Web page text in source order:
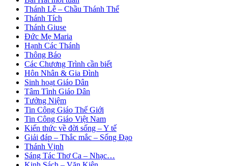
Thánh Lễ – Chầu Thánh Thể
Thánh Tích
Thánh Giuse
Đức Mẹ Maria
Hạnh Các Thánh
Thông Báo
Các Chương Trình cần biết
Hôn Nhân & Gia Đình
Sinh hoạt Giáo Dân
Tâm Tình Giáo Dân
Tưởng Niệm
Tin Công Giáo Thế Giới
Tin Công Giáo Việt Nam
Kiến thức về đời sống – Y tế
Giải đáp – Thắc mắc – Sống Đạo
Thánh Vịnh
Sáng Tác Thơ Ca – Nhạc…